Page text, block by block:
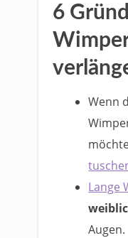
6
Wenn
Lange
Augen.